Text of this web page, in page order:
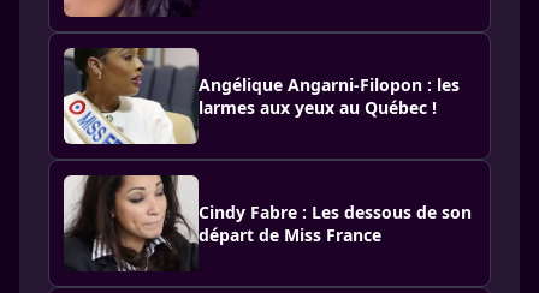
Angélique Angarni-Filopon : les
larmes aux yeux au Québec !
Cindy Fabre : Les dessous de son
départ de Miss France